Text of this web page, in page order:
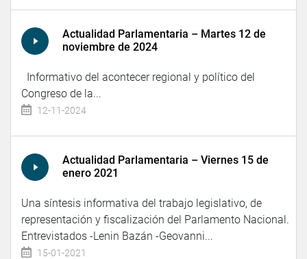
Actualidad Parlamentaria – Martes 12 de
noviembre de 2024
Informativo del acontecer regional y político del
Congreso de la...
12-11-2024
Actualidad Parlamentaria – Viernes 15 de
enero 2021
Una síntesis informativa del trabajo legislativo, de
representación y fiscalización del Parlamento Nacional.
Entrevistados -Lenin Bazán -Geovanni...
15-01-2021